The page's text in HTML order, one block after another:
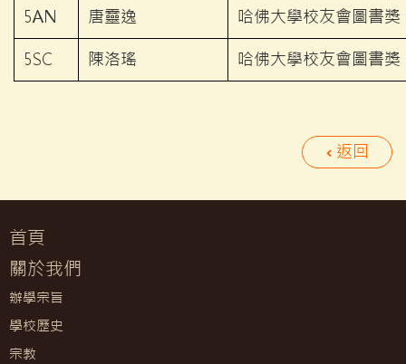
5AN 唐靈逸 哈佛大學校友會圖書獎
5SC 陳洛瑤 哈佛大學校友會圖書獎
返回
首頁
關於我們
辦學宗旨
學校歷史
宗教